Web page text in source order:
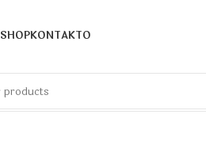
SHOPKONTAKTO